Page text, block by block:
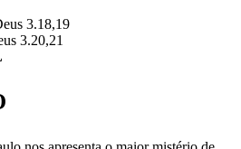
3.18,19
3.20,21